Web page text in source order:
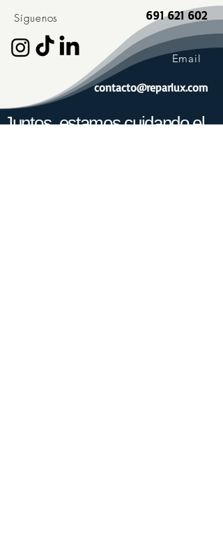
Síguenos 691 621 602
Email
contacto@reparlux.com
Juntos, estamos cuidando el